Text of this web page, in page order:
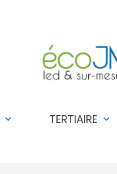
keyboard_arrow_down TERTIAIRE keyboard_arrow_down